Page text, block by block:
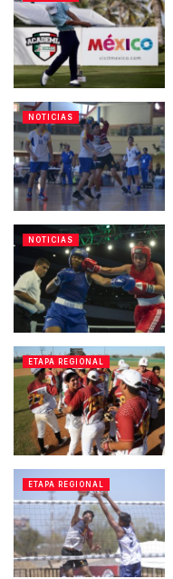
NOTICIAS
NOTICIAS
ETAPA REGIONAL
ETAPA REGIONAL